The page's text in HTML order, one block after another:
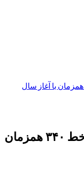
نوسازی ناوگان اتوبوسرانی خط ۳۴۰ همزمان با آغاز سال
نوسازی ناوگان اتوبوسرانی خط ۳۴۰ همزمان